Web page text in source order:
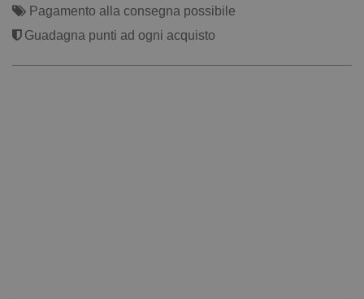
Pagamento alla consegna possibile
Guadagna punti ad ogni acquisto